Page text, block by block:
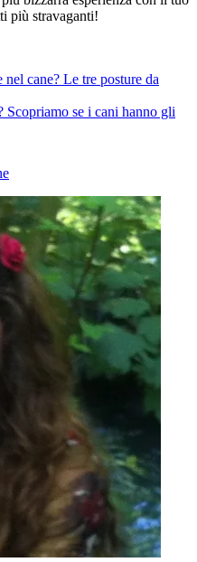
più stravaganti!
cane? Le tre posture da
Scopriamo se i cani hanno gli